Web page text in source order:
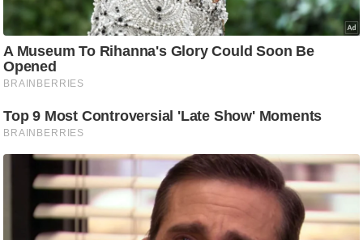
ल्म
स
मी
क्षा
r
e